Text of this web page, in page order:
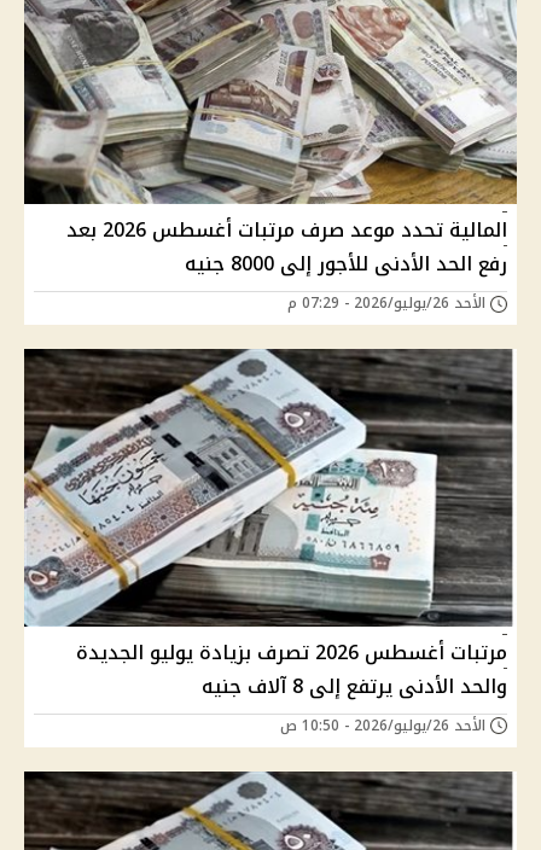
المالية تحدد موعد صرف مرتبات أغسطس 2026 بعد
رفع الحد الأدنى للأجور إلى 8000 جنيه
الأحد 26/يوليو/2026 - 07:29 م
مرتبات أغسطس 2026 تصرف بزيادة يوليو الجديدة
والحد الأدنى يرتفع إلى 8 آلاف جنيه
الأحد 26/يوليو/2026 - 10:50 ص